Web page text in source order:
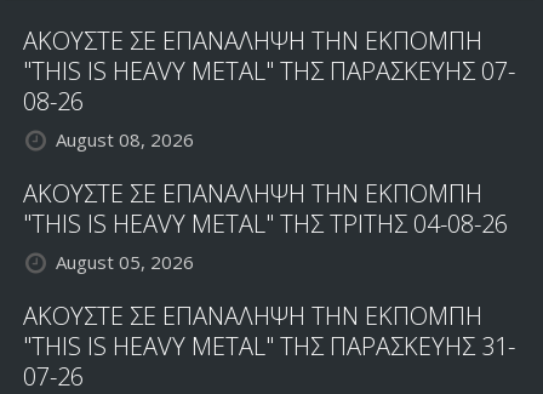
ΑΚΟΥΣΤΕ ΣΕ ΕΠΑΝΑΛΗΨΗ ΤΗΝ ΕΚΠΟΜΠΗ
"THIS IS HEAVY METAL" ΤΗΣ ΠΑΡΑΣΚΕΥΗΣ 07-
08-26
August 08, 2026
ΑΚΟΥΣΤΕ ΣΕ ΕΠΑΝΑΛΗΨΗ ΤΗΝ ΕΚΠΟΜΠΗ
"THIS IS HEAVY METAL" ΤΗΣ ΤΡΙΤΗΣ 04-08-26
August 05, 2026
ΑΚΟΥΣΤΕ ΣΕ ΕΠΑΝΑΛΗΨΗ ΤΗΝ ΕΚΠΟΜΠΗ
"THIS IS HEAVY METAL" ΤΗΣ ΠΑΡΑΣΚΕΥΗΣ 31-
07-26